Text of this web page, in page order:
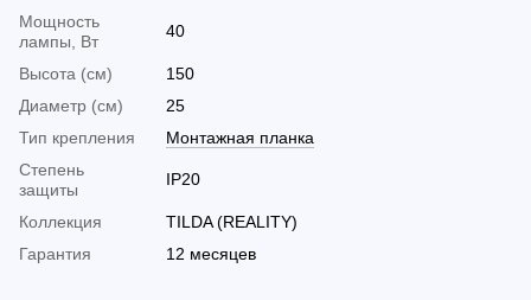
Мощность
лампы, Вт
40
Высота (см)
150
Диаметр (см)
25
Тип крепления
Монтажная планка
Cтепень
защиты
IP20
Коллекция
TILDA (REALITY)
Гарантия
12 месяцев